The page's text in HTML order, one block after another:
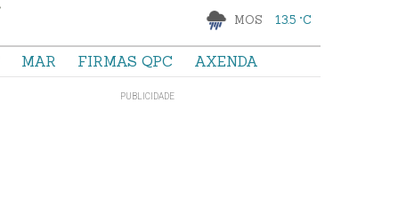
MOS 13.5 °C
MAR FIRMAS QPC AXENDA